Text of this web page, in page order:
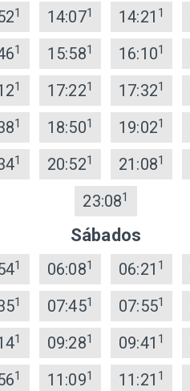
1 14:071 14:21 1
1 15:581 16:101
1 17:221 17:321
1 18:501 19:021
1 20:521 21:081
23:081
Sábados
1 06:081 06:21 1
1 07:451 07:551
1 09:281 09:41 1
1 11:091 11:21 1